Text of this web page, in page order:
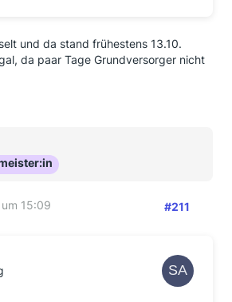
und da stand frühestens 13.10.
da paar Tage Grundversorger nicht
15:09 #211